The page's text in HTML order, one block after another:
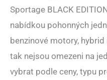
Sportage BLACK
nabídkou pohonných
benzinové motory,
tak nejsou omezeni na
vybrat podle ceny, typu